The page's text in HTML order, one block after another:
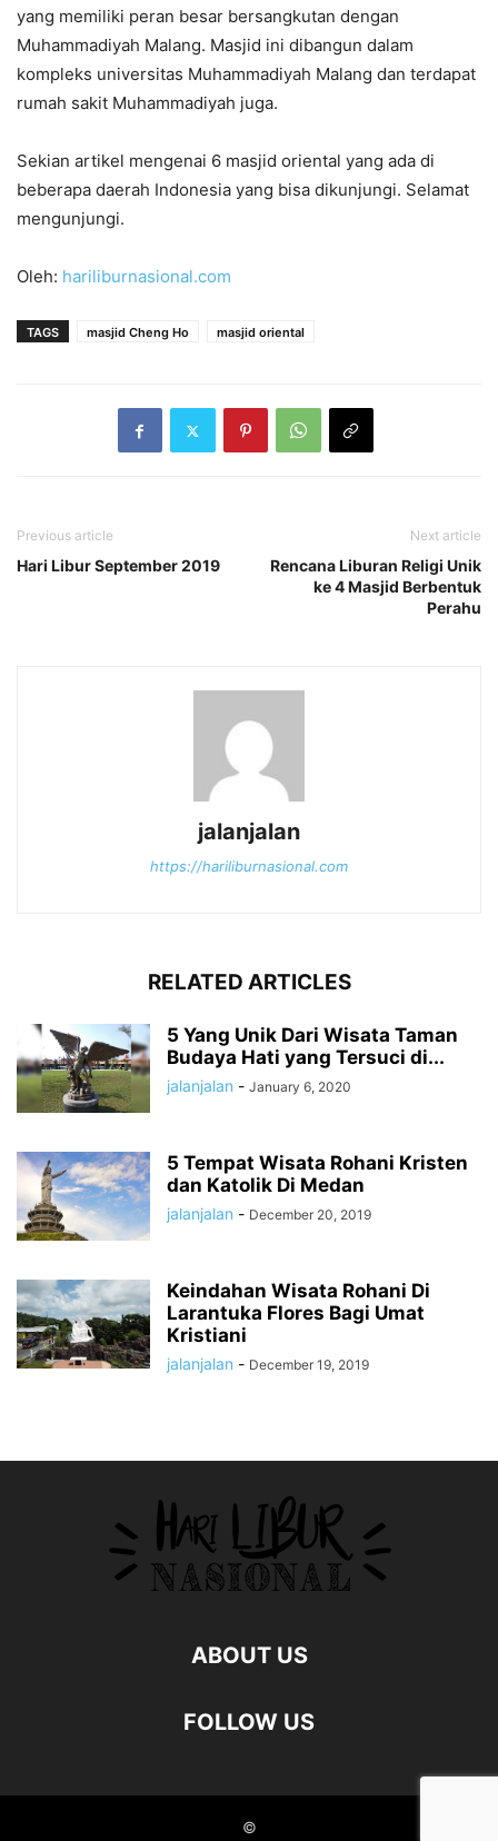
yang memiliki peran besar bersangkutan dengan
Muhammadiyah Malang. Masjid ini dibangun dalam
kompleks universitas Muhammadiyah Malang dan terdapat
rumah sakit Muhammadiyah juga.
Sekian artikel mengenai 6 masjid oriental yang ada di
beberapa daerah Indonesia yang bisa dikunjungi. Selamat
mengunjungi.
Oleh: hariliburnasional.com
TAGS masjid Cheng Ho masjid oriental
Previous article
Hari Libur September 2019
Next article
Rencana Liburan Religi Unik
ke 4 Masjid Berbentuk
Perahu
jalanjalan
https://hariliburnasional.com
RELATED ARTICLES
5 Yang Unik Dari Wisata Taman
Budaya Hati yang Tersuci di...
jalanjalan - January 6, 2020
5 Tempat Wisata Rohani Kristen
dan Katolik Di Medan
jalanjalan - December 20, 2019
Keindahan Wisata Rohani Di
Larantuka Flores Bagi Umat
Kristiani
jalanjalan - December 19, 2019
ABOUT US
FOLLOW US
©